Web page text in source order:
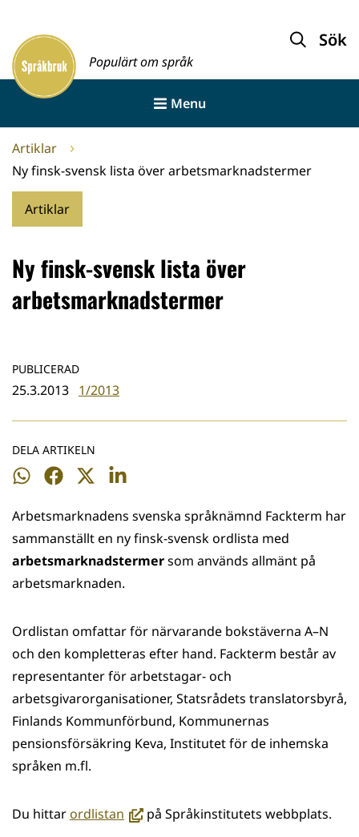
innehållet
Framsida
Populärt om språk
Sök
Menu
Artiklar
Ny finsk-svensk lista över arbetsmarknadstermer
Artiklar
Ny finsk-svensk lista över
arbetsmarknadstermer
PUBLICERAD
25.3.2013 1/2013
DELA ARTIKELN
Dela
WhatsApp
Dela
Facebook
Dela
Twitter
Dela
LinkedIn
Arbetsmarknadens svenska språknämnd Fackterm har
sammanställt en ny finsk-svensk ordlista med
arbetsmarknadstermersom används allmänt på
arbetsmarknaden.
Ordlistan omfattar för närvarande bokstäverna A­–N
och den kompletteras efter hand. Fackterm består av
representanter för arbetstagar- och
arbetsgivarorganisationer, Statsrådets translatorsbyrå,
Finlands Kommunförbund, Kommunernas
pensionsförsäkring Keva, Institutet för de inhemska
språken m.fl.
Du hittar ordlistan (avautuu
på Språkinstitutets webbplats.